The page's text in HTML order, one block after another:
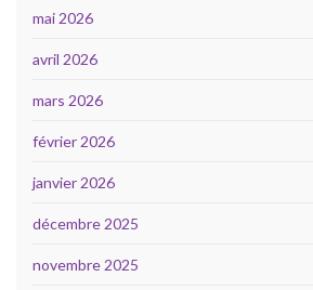
mai 2026
avril 2026
mars 2026
février 2026
janvier 2026
décembre 2025
novembre 2025